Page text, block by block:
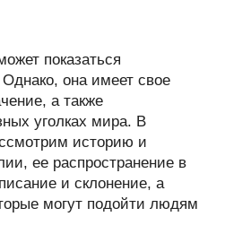
g
er
J
o
ur
n
al
u
e
показаться
она имеет свое
а также
уголках мира. В
историю и
ее распространение в
и склонение, а
могут подойти людям